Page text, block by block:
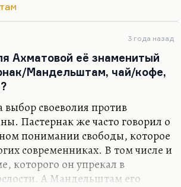
был гениальным педагогом
никого не щадил. Я видел
Кушнера, Житинского с
полях — это было безжалостно.
длинного и блестящего
косая черта и написано: «Две
требовал сокращать, он
прекраснодушие.
3 года назад
Ахматовой её знаменитый
Мандельштам, чай/кофе,
выбор своеволия против
Пастернак же часто говорил о
понимании свободы, которое
современниках. В том числе и
которого он упрекал в
А Мандельштам его